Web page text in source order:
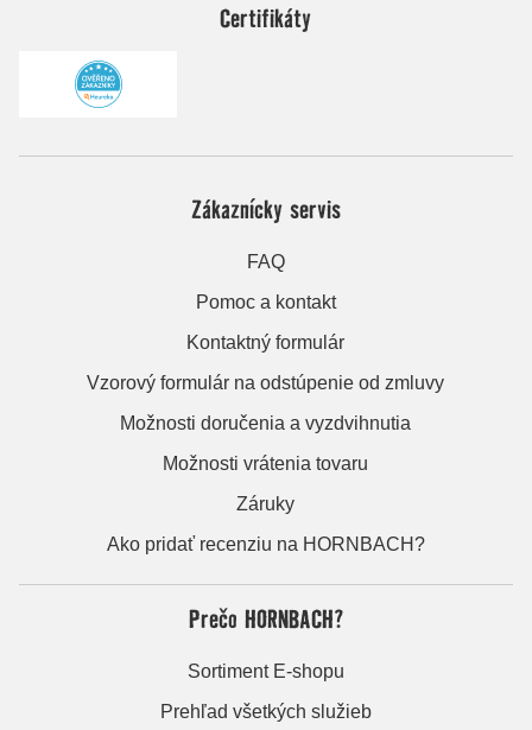
Certifikáty
Zákaznícky servis
FAQ
Pomoc a kontakt
Kontaktný formulár
Vzorový formulár na odstúpenie od zmluvy
Možnosti doručenia a vyzdvihnutia
Možnosti vrátenia tovaru
Záruky
Ako pridať recenziu na HORNBACH?
Prečo HORNBACH?
Sortiment E-shopu
Prehľad všetkých služieb